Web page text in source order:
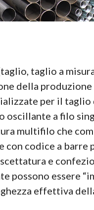
taglio a
della
per il taglio
oscillante a filo
multifilo che
codice a barre
e
possono essere
effettiva